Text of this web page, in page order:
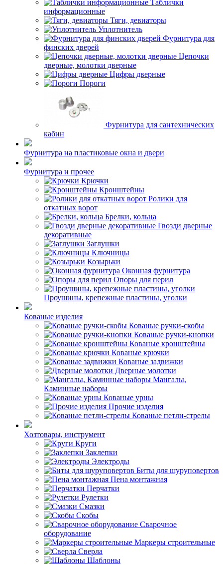
Таблички
информационные
Тяги, девиаторы
Уплотнитель
Фурнитура для
финских дверей
Цепочки
дверные, молотки дверные
Цифры дверные
Пороги
Фурнитура для сантехнических
кабин
Фурнитура на пластиковые окна и двери
Фурнитура и прочее
Крючки
Кронштейны
Ролики для
откатных ворот
Брелки, кольца
Гвозди дверные
декоративные
Заглушки
Ключницы
Козырьки
Оконная фурнитура
Опоры для перил
Проушины, крепежные пластины, уголки
Кованые изделия
Кованые ручки-скобы
Кованые ручки-кнопки
Кованые кронштейны
Кованые крючки
Кованые задвижки
Дверные молотки
Мангалы,
Каминные наборы
Кованые урны
Прочие изделия
Кованые петли-стрелы
Хозтовары, инструмент
Круги
Заклепки
Электроды
Биты для шуруповертов
Пена монтажная
Перчатки
Рулетки
Смазки
Скобы
Сварочное
оборудование
Маркеры строительные
Сверла
Шаблоны